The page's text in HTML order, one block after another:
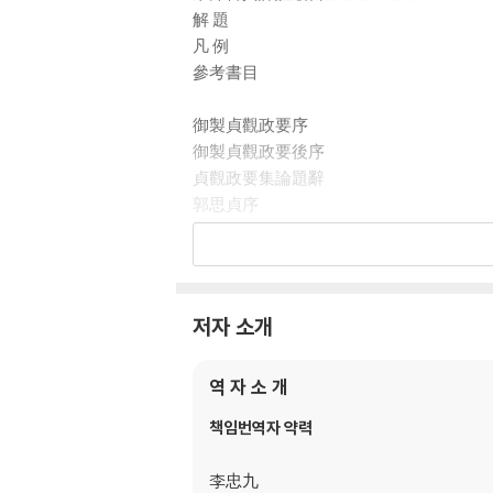
解 題
凡 例
參考書目
御製貞觀政要序
御製貞觀政要後序
貞觀政要集論題辭
郭思貞序
戈直序
제1편 論君道 임금 도리를 논하다
제3편 論任賢 어진 신하의 임용을 논하다
제4편 論求諫 간언을 구하는 것을 논하다
제5편 論納諫 간언을 받아들이는 것을 논하다
直諫 바르게 간언하다
저자 소개
역 자 소 개
책임번역자 약력
李忠九